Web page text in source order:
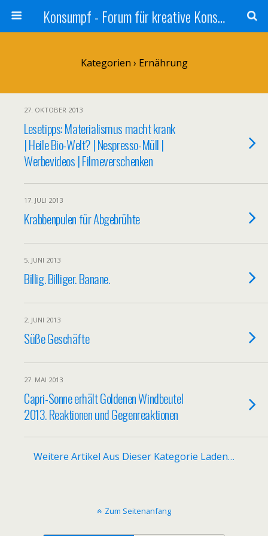
Konsumpf - Forum für kreative Konsumkritik - Culture Jamming, Nachhaltigkeit, Konzernkritik, Adbusting
Kategorien › Ernährung
27. OKTOBER 2013
Lesetipps: Materialismus macht krank
| Heile Bio-Welt? | Nespresso-Müll |
Werbevideos | Filmeverschenken
17. JULI 2013
Krabbenpulen für Abgebrühte
5. JUNI 2013
Billig. Billiger. Banane.
2. JUNI 2013
Süße Geschäfte
27. MAI 2013
Capri-Sonne erhält Goldenen Windbeutel
2013. Reaktionen und Gegenreaktionen
Weitere Artikel Aus Dieser Kategorie Laden…
Zum Seitenanfang